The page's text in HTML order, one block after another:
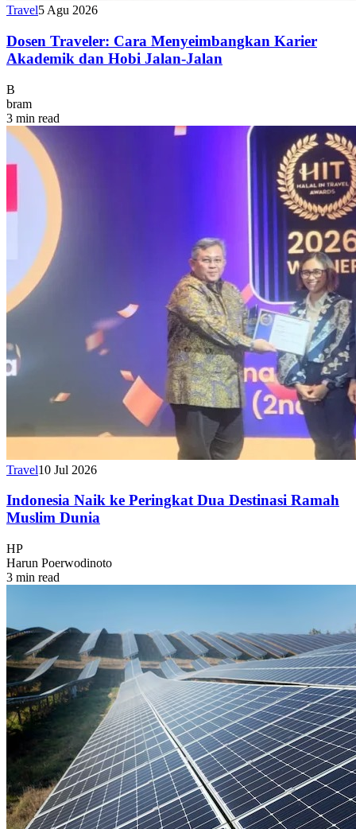
Travel5 Agu 2026
Dosen Traveler: Cara Menyeimbangkan Karier
Akademik dan Hobi Jalan-Jalan
B
bram
3 min read
Travel10 Jul 2026
Indonesia Naik ke Peringkat Dua Destinasi Ramah
Muslim Dunia
HP
Harun Poerwodinoto
3 min read